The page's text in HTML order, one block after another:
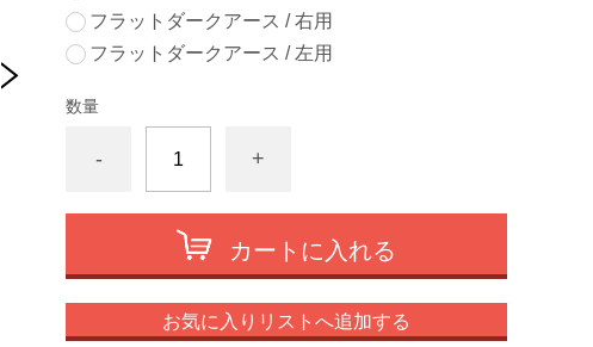
フラットダークアース / 右用
フラットダークアース / 左用
数量
- +
カートに入れる
お気に入りリストへ追加する